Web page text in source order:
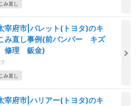
み直し
宰府市|パレット(トヨタ)のキ
み直し事例(前バンパー キズ
修理 鈑金)
み直し
宰府市|ハリアー(トヨタ)のキ